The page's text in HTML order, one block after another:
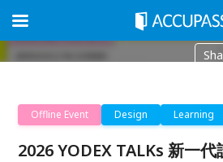
Offline Event Design Learning
2026 YODEX TALKs 新一